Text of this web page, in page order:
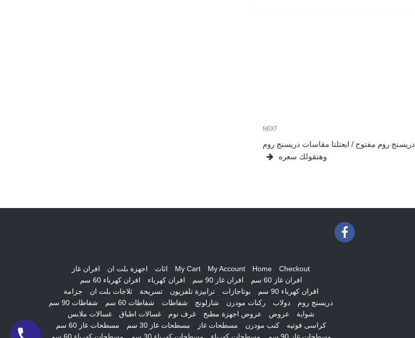
NEXT
دريسنج روم مفتوح / ابعتلنا مقاسات دريسنج روم
وهنقولك سعره
Checkout
Home
My Account
My Cart اثاث اجهزة بلت ان
افران غاز
افران غاز 60 سم
افران غاز 90 سم افران كهرباء
افران كهرباء 60 سم
افران كهرباء 90 سم
بوتاجازات ترابيزة تلفزيون تسريحة ثلاجات بلت ان
جزامة
دريسنج روم
دولاب ركنات مودرن شازلونج شفاطات شفاطات 60 سم
شفاطات 90 سم
شواية
عروض عروض اجهزة مطبخ غرف نوم غسالات اطباق
غسالات ملابس
كراسى فوتيه
كنب مودرن مسطحات غاز مسطحات غاز 30 سم
مسطحات غاز 60 سم